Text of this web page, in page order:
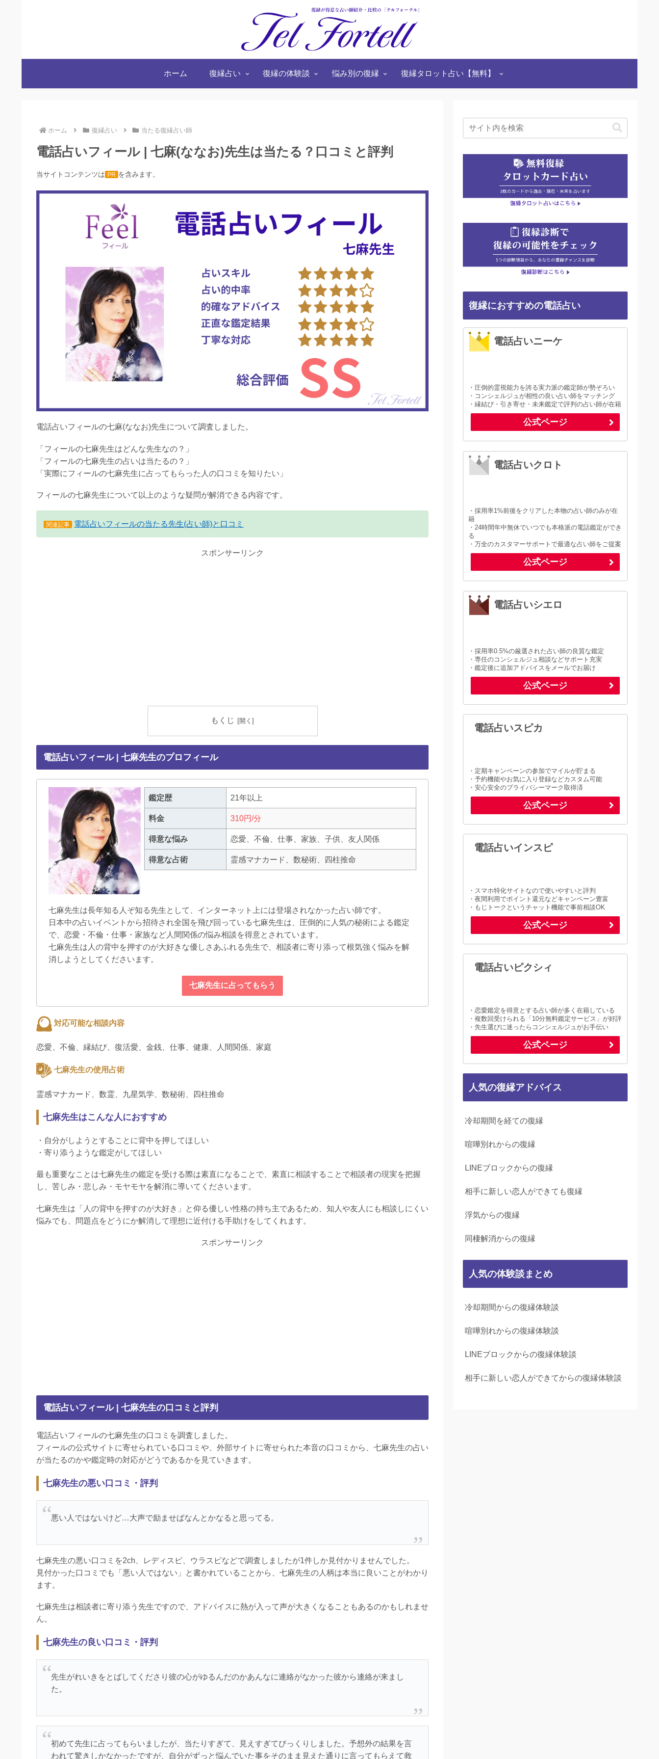
ホーム 復縁占い 復縁の体験談 悩み別の復縁 復縁タロット占い【無料】
ホーム 復縁占い 当たる復縁占い師
電話占いフィール | 七麻(ななお)先生は当たる？口コミと評判
当サイトコンテンツは PR を含みます。
電話占いフィールの七麻(ななお)先生について調査しました。
「フィールの七麻先生はどんな先生なの？」
「フィールの七麻先生の占いは当たるの？」
「実際にフィールの七麻先生に占ってもらった人の口コミを知りたい」
フィールの七麻先生について以上のような疑問が解消できる内容です。
関連記事 電話占いフィールの当たる先生(占い師)と口コミ
スポンサーリンク
もくじ
電話占いフィール | 七麻先生のプロフィール
鑑定歴 21年以上
料金 310円/分
得意な悩み 恋愛、不倫、仕事、家族、子供、友人関係
得意な占術 霊感マナカード、数秘術、四柱推命
七麻先生は長年知る人ぞ知る先生として、インターネット上には登場されなかった占い師です。
日本中の占いイベントから招待され全国を飛び回っている七麻先生は、圧倒的に人気の秘術による鑑定
で、恋愛・不倫・仕事・家族など人間関係の悩み相談を得意とされています。
七麻先生は人の背中を押すのが大好きな優しさあふれる先生で、相談者に寄り添って根気強く悩みを解
消しようとしてくださいます。
七麻先生に占ってもらう
対応可能な相談内容
恋愛、不倫、縁結び、復活愛、金銭、仕事、健康、人間関係、家庭
七麻先生の使用占術
霊感マナカード、数霊、九星気学、数秘術、四柱推命
七麻先生はこんな人におすすめ
・自分がしようとすることに背中を押してほしい
・寄り添うような鑑定がしてほしい
最も重要なことは七麻先生の鑑定を受ける際は素直になることで、素直に相談することで相談者の現実を把握
し、苦しみ・悲しみ・モヤモヤを解消に導いてくださいます。
七麻先生は「人の背中を押すのが大好き」と仰る優しい性格の持ち主であるため、知人や友人にも相談しにくい
悩みでも、問題点をどうにか解消して理想に近付ける手助けをしてくれます。
スポンサーリンク
電話占いフィール | 七麻先生の口コミと評判
電話占いフィールの七麻先生の口コミを調査しました。
フィールの公式サイトに寄せられている口コミや、外部サイトに寄せられた本音の口コミから、七麻先生の占い
が当たるのかや鑑定時の対応がどうであるかを見ていきます。
七麻先生の悪い口コミ・評判
悪い人ではないけど…大声で励ませばなんとかなると思ってる。
七麻先生の悪い口コミを2ch、レディスピ、ウラスピなどで調査しましたが1件しか見付かりませんでした。
見付かった口コミでも「悪い人ではない」と書かれていることから、七麻先生の人柄は本当に良いことがわかり
ます。
七麻先生は相談者に寄り添う先生ですので、アドバイスに熱が入って声が大きくなることもあるのかもしれませ
ん。
七麻先生の良い口コミ・評判
先生がれいきをとばしてくださり彼の心がゆるんだのかあんなに連絡がなかった彼から連絡が来まし
た。
初めて先生に占ってもらいましたが、当たりすぎて、見えすぎてびっくりしました。予想外の結果を言
われて驚きしかなかったですが、自分がずっと悩んでいた事をそのまま見えた通りに言ってもらえて救
復縁におすすめの電話占い
電話占いニーケ
・圧倒的霊視能力を誇る実力派の鑑定師が勢ぞろい
・コンシェルジュが相性の良い占い師をマッチング
・縁結び・引き寄せ・未来鑑定で評判の占い師が在籍
公式ページ
電話占いクロト
・採用率1%前後をクリアした本物の占い師のみが在
籍
・24時間年中無休でいつでも本格派の電話鑑定ができ
る
・万全のカスタマーサポートで最適な占い師をご提案
公式ページ
電話占いシエロ
・採用率0.5%の厳選された占い師の良質な鑑定
・専任のコンシェルジュ相談などサポート充実
・鑑定後に追加アドバイスをメールでお届け
公式ページ
電話占いスピカ
・定期キャンペーンの参加でマイルが貯まる
・予約機能やお気に入り登録などカスタム可能
・安心安全のプライバシーマーク取得済
公式ページ
電話占いインスピ
・スマホ特化サイトなので使いやすいと評判
・夜間利用でポイント還元などキャンペーン豊富
・もじトークというチャット機能で事前相談OK
公式ページ
電話占いピクシィ
・恋愛鑑定を得意とする占い師が多く在籍している
・複数回受けられる「10分無料鑑定サービス」が好評
・先生選びに迷ったらコンシェルジュがお手伝い
公式ページ
人気の復縁アドバイス
冷却期間を経ての復縁
喧嘩別れからの復縁
LINEブロックからの復縁
相手に新しい恋人ができても復縁
浮気からの復縁
同棲解消からの復縁
人気の体験談まとめ
冷却期間からの復縁体験談
喧嘩別れからの復縁体験談
LINEブロックからの復縁体験談
相手に新しい恋人ができてからの復縁体験談